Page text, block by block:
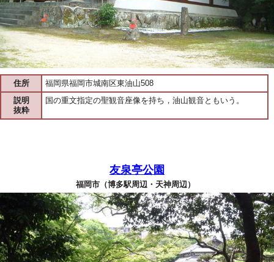
住所
福岡県福岡市城南区東油山508
説明
抜粋
国の重文指定の聖観音座像を持ち，油山観音ともいう。
友泉亭公園
福岡市（博多駅周辺・天神周辺）